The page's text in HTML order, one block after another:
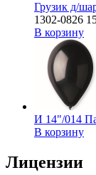
Грузик д/
1302-0826
В корзину
И 14"/014
В корзину
Лицензии